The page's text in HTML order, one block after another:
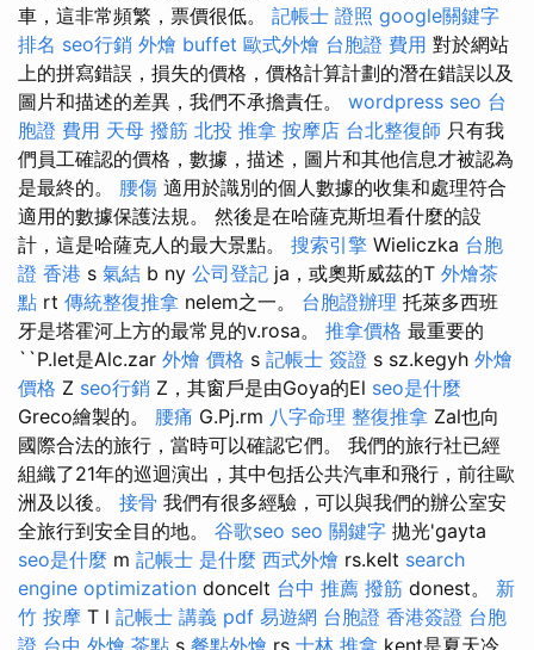
車，這非常頻繁，票價很低。 記帳士 證照 google關鍵字
排名 seo行銷 外燴 buffet 歐式外燴 台胞證 費用 對於網站
上的拼寫錯誤，損失的價格，價格計算計劃的潛在錯誤以及
圖片和描述的差異，我們不承擔責任。 wordpress seo 台
胞證 費用 天母 撥筋 北投 推拿 按摩店 台北整復師 只有我
們員工確認的價格，數據，描述，圖片和其他信息才被認為
是最終的。 腰傷 適用於識別的個人數據的收集和處理符合
適用的數據保護法規。 然後是在哈薩克斯坦看什麼的設
計，這是哈薩克人的最大景點。 搜索引擎 Wieliczka 台胞
證 香港 s 氣結 b ny 公司登記 ja，或奧斯威茲的T 外燴茶
點 rt 傳統整復推拿 nelem之一。 台胞證辦理 托萊多西班
牙是塔霍河上方的最常見的v.rosa。 推拿價格 最重要的
``P.let是Alc.zar 外燴 價格 s 記帳士 簽證 s sz.kegyh 外燴
價格 Z seo行銷 Z，其窗戶是由Goya的El seo是什麼
Greco繪製的。 腰痛 G.Pj.rm 八字命理 整復推拿 Zal也向
國際合法的旅行，當時可以確認它們。 我們的旅行社已經
組織了21年的巡迴演出，其中包括公共汽車和飛行，前往歐
洲及以後。 接骨 我們有很多經驗，可以與我們的辦公室安
全旅行到安全目的地。 谷歌seo seo 關鍵字 拋光'gayta
seo是什麼 m 記帳士 是什麼 西式外燴 rs.kelt search
engine optimization doncelt 台中 推薦 撥筋 donest。 新
竹 按摩 T l 記帳士 講義 pdf 易遊網 台胞證 香港簽證 台胞
證 台中 外燴 茶點 s 餐點外燴 rs 士林 推拿 kent是夏天冷